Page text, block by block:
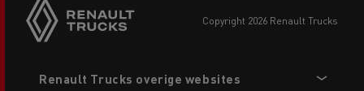
copyright 2026 Renault Trucks
menu
Renault Trucks overige websites